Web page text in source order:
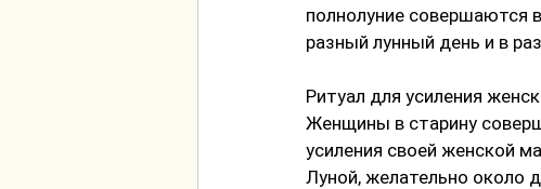
полнолуние совершаются
разный лунный день и в
Ритуал для усиления
Женщины в старину
усиления своей женской
Луной, желательно около